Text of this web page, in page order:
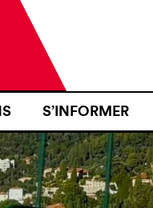
S’INFORMER
ACTUALITÉS
PUBLICATIONS